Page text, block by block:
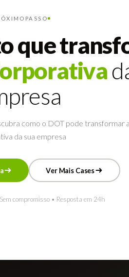
PASSO
que
como o DOT pode transformar
da sua empresa
a
Ver Mais Cases
compromisso • Resposta em 24h